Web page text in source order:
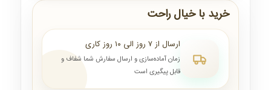
خرید با خیال راحت
ارسال از ۷ روز الی ۱۰ روز کاری
زمان آماده‌سازی و ارسال سفارش شما شفاف و
قابل پیگیری است